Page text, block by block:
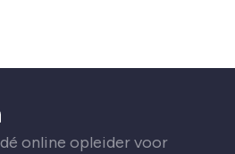
online opleider voor